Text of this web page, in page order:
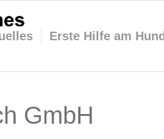
Erste Hilfe am Hund
GmbH